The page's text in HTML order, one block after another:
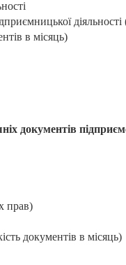
діяльності
в місяць)
документів
прав)
документів в місяць)